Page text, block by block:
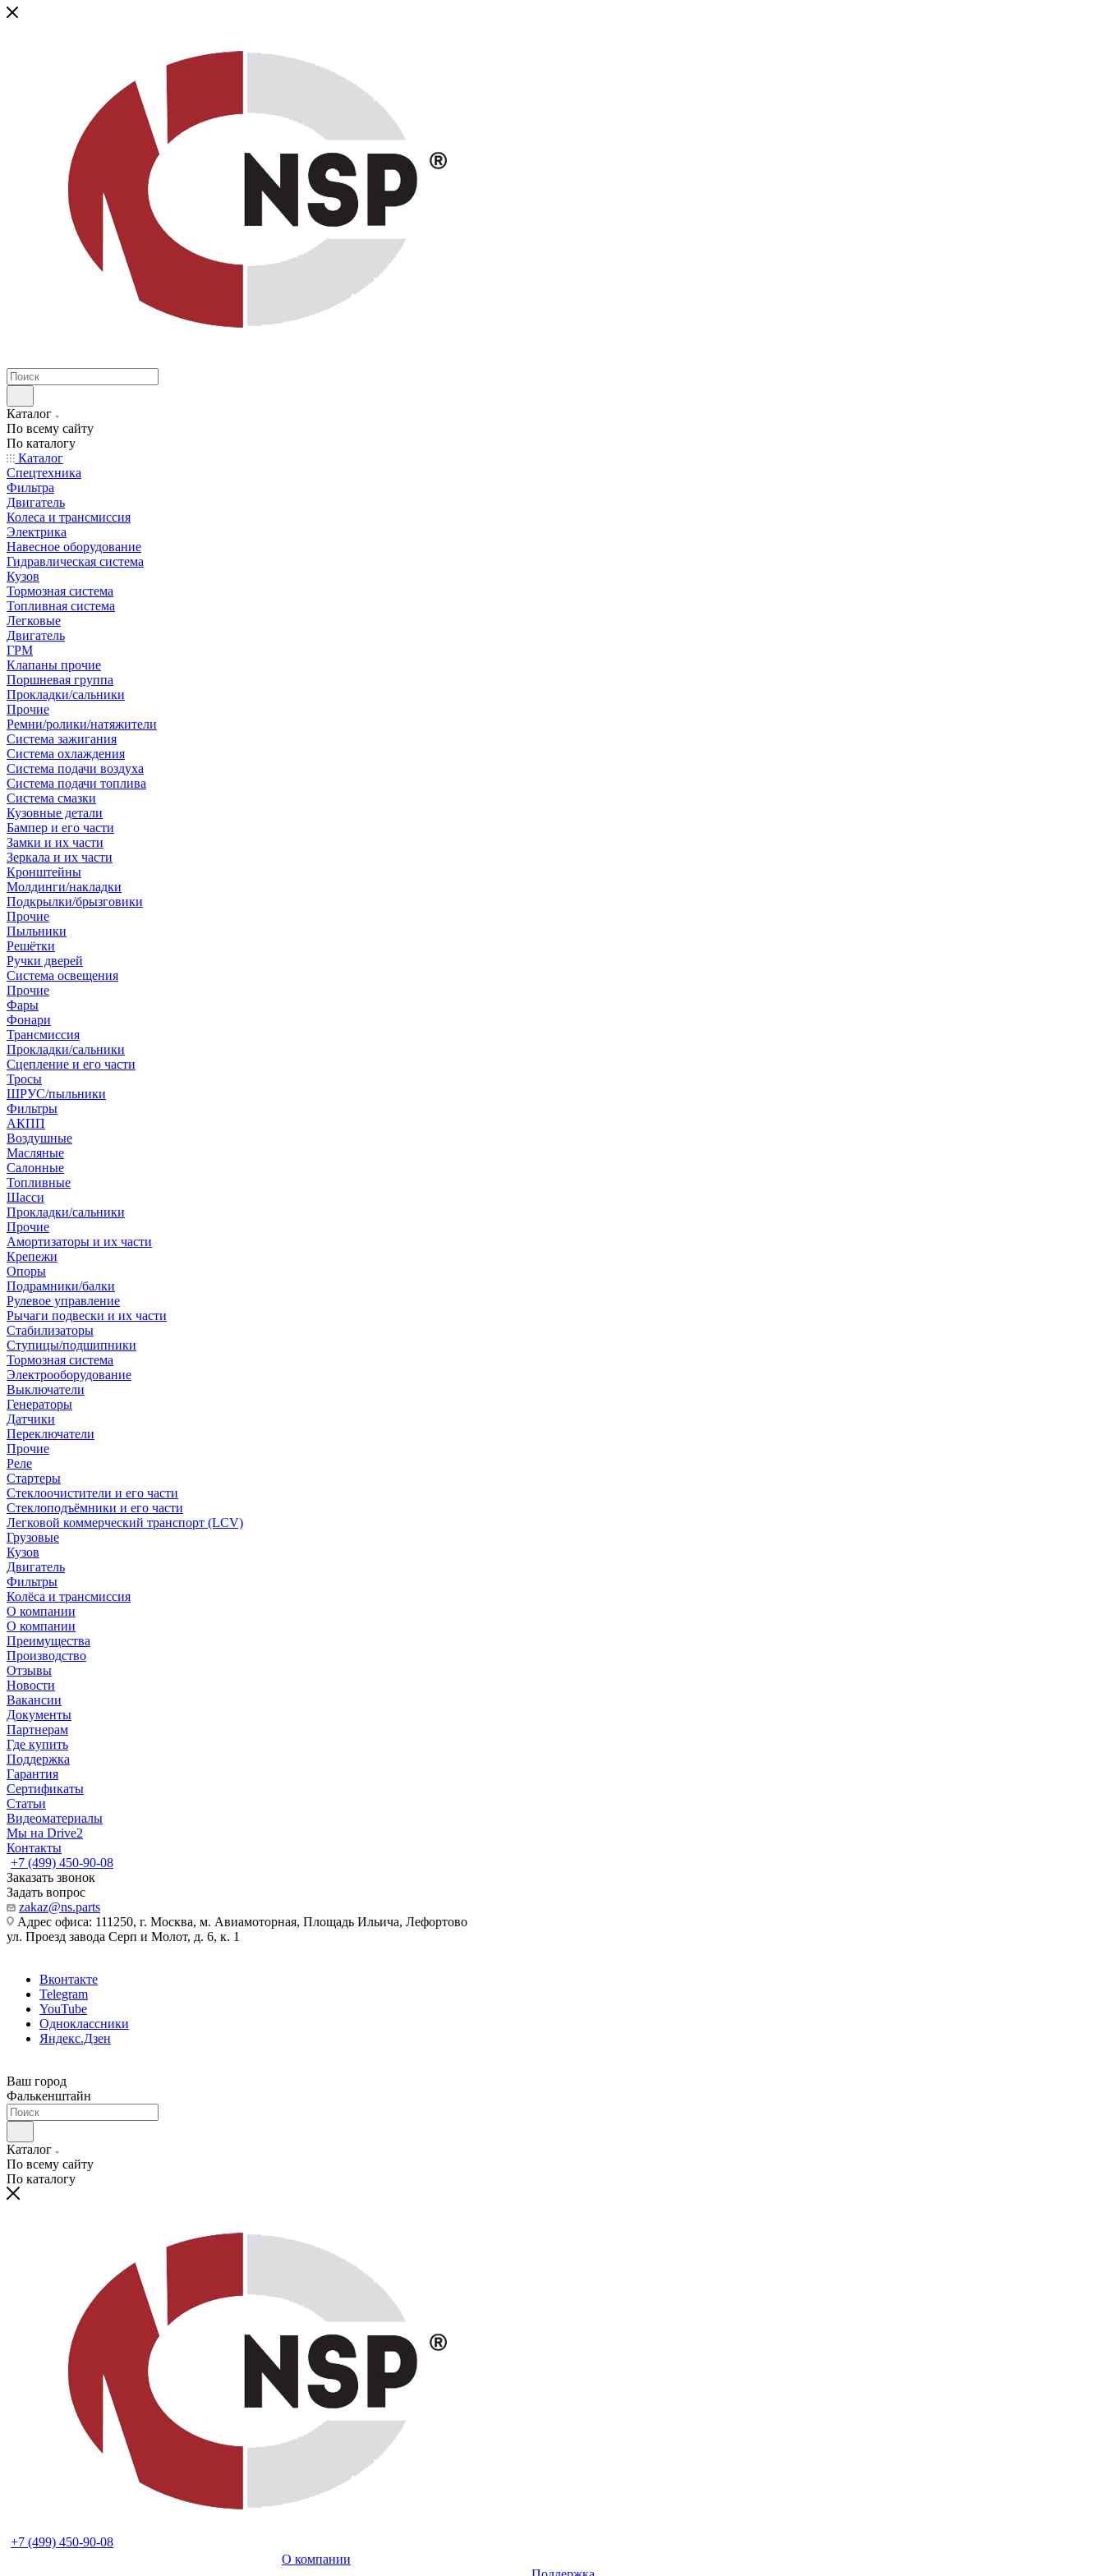
Каталог
По всему сайту
По каталогу
Каталог
Спецтехника
Фильтра
Двигатель
Колеса и трансмиссия
Электрика
Навесное оборудование
Гидравлическая система
Кузов
Тормозная система
Топливная система
Легковые
Двигатель
ГРМ
Клапаны прочие
Поршневая группа
Прокладки/сальники
Прочие
Ремни/ролики/натяжители
Система зажигания
Система охлаждения
Система подачи воздуха
Система подачи топлива
Система смазки
Кузовные детали
Бампер и его части
Замки и их части
Зеркала и их части
Кронштейны
Молдинги/накладки
Подкрылки/брызговики
Прочие
Пыльники
Решётки
Ручки дверей
Система освещения
Прочие
Фары
Фонари
Трансмиссия
Прокладки/сальники
Сцепление и его части
Тросы
ШРУС/пыльники
Фильтры
АКПП
Воздушные
Масляные
Салонные
Топливные
Шасси
Прокладки/сальники
Прочие
Амортизаторы и их части
Крепежи
Опоры
Подрамники/балки
Рулевое управление
Рычаги подвески и их части
Стабилизаторы
Ступицы/подшипники
Тормозная система
Электрооборудование
Выключатели
Генераторы
Датчики
Переключатели
Прочие
Реле
Стартеры
Стеклоочистители и его части
Стеклоподъёмники и его части
Легковой коммерческий транспорт (LCV)
Грузовые
Кузов
Двигатель
Фильтры
Колёса и трансмиссия
О компании
О компании
Преимущества
Производство
Отзывы
Новости
Вакансии
Документы
Партнерам
Где купить
Поддержка
Гарантия
Сертификаты
Статьи
Видеоматериалы
Мы на Drive2
Контакты
+7 (499) 450-90-08
Заказать звонок
Задать вопрос
zakaz@ns.parts
Адрес офиса: 111250, г. Москва, м. Авиамоторная, Площадь Ильича, Лефортово
ул. Проезд завода Серп и Молот, д. 6, к. 1
Вконтакте
Telegram
YouTube
Одноклассники
Яндекс.Дзен
Ваш город
Фалькенштайн
Каталог
По всему сайту
По каталогу
+7 (499) 450-90-08
О компании